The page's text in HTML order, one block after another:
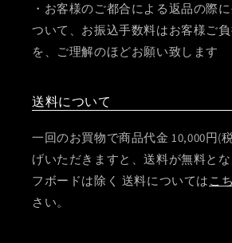
・お客様のご都合による返品の際
ついて、お振込手数料はお客様ご
を、ご理解のほどお願い致します
送料について
一回のお買物で商品代金 10,000円(
げいただきますと、送料が無料と
フボードは除く 送料については こ
さい。